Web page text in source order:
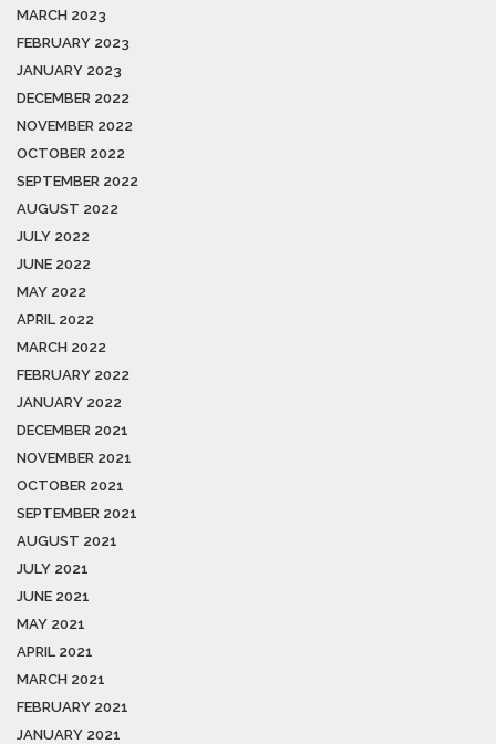
MARCH 2023
FEBRUARY 2023
JANUARY 2023
DECEMBER 2022
NOVEMBER 2022
OCTOBER 2022
SEPTEMBER 2022
AUGUST 2022
JULY 2022
JUNE 2022
MAY 2022
APRIL 2022
MARCH 2022
FEBRUARY 2022
JANUARY 2022
DECEMBER 2021
NOVEMBER 2021
OCTOBER 2021
SEPTEMBER 2021
AUGUST 2021
JULY 2021
JUNE 2021
MAY 2021
APRIL 2021
MARCH 2021
FEBRUARY 2021
JANUARY 2021